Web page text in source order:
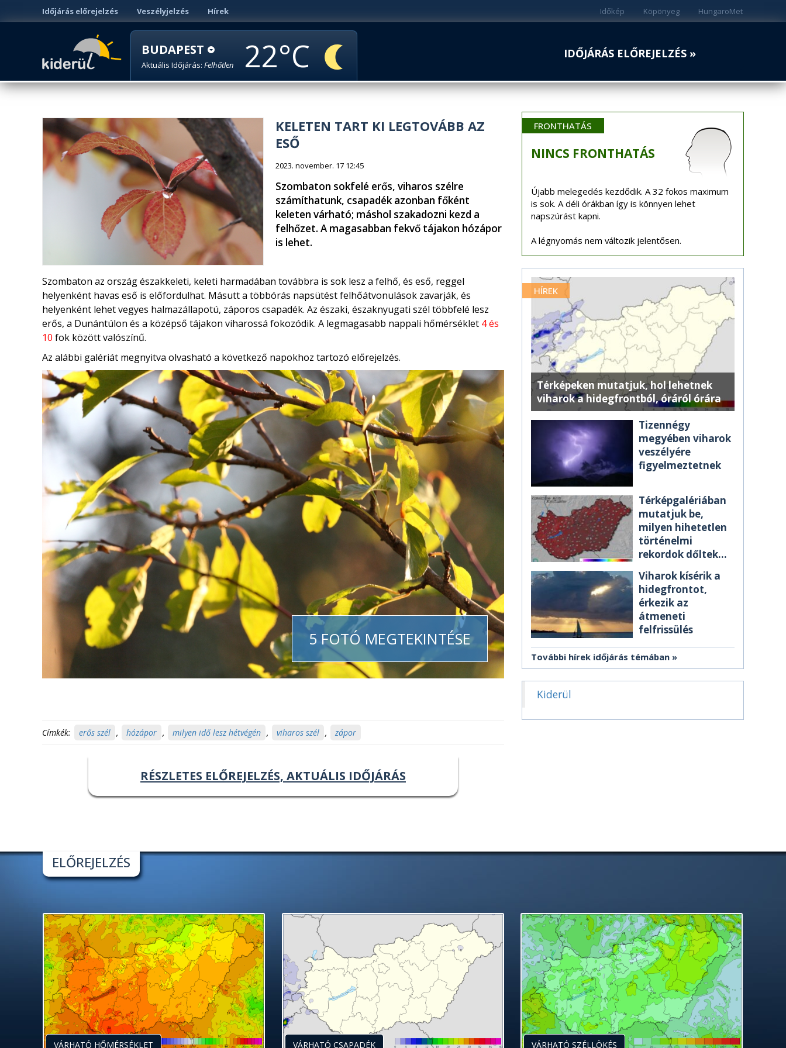
Időjárás előrejelzés Veszélyjelzés Hírek HungaroMet
Köpönyeg
Időkép
BUDAPEST
Aktuális Időjárás: Felhőtlen 22 IDŐJÁRÁS ELŐREJELZÉS »
KELETEN TART KI LEGTOVÁBB AZ
ESŐ
2023. november. 17 12:45
Szombaton sokfelé erős, viharos szélre
számíthatunk, csapadék azonban főként
keleten várható; máshol szakadozni kezd a
felhőzet. A magasabban fekvő tájakon hózápor
is lehet.
Szombaton az ország északkeleti, keleti harmadában továbbra is sok lesz a felhő, és eső, reggel
helyenként havas eső is előfordulhat. Másutt a többórás napsütést felhőátvonulások zavarják, és
helyenként lehet vegyes halmazállapotú, záporos csapadék. Az északi, északnyugati szél többfelé lesz
erős, a Dunántúlon és a középső tájakon viharossá fokozódik. A legmagasabb nappali hőmérséklet 4 és
10 fok között valószínű.
Az alábbi galériát megnyitva olvasható a következő napokhoz tartozó előrejelzés.
5 FOTÓ MEGTEKINTÉSE
Címkék: erős szél , hózápor , milyen idő lesz hétvégén , viharos szél , zápor
RÉSZLETES ELŐREJELZÉS, AKTUÁLIS IDŐJÁRÁS
FRONTHATÁS
NINCS FRONTHATÁS
Újabb melegedés kezdődik. A 32 fokos maximum
is sok. A déli órákban így is könnyen lehet
napszúrást kapni.
A légnyomás nem változik jelentősen.
HÍREK
Térképeken mutatjuk, hol lehetnek
viharok a hidegfrontból, óráról órára
Tizennégy
megyében viharok
veszélyére
figyelmeztetnek
Térképgalériában
mutatjuk be,
milyen hihetetlen
történelmi
rekordok dőltek
Viharok kísérik a
hidegfrontot,
érkezik az
átmeneti
felfrissülés
További hírek időjárás témában
Kiderül
ELŐREJELZÉS
VÁRHATÓ HŐMÉRSÉKLET VÁRHATÓ CSAPADÉK VÁRHATÓ SZÉLLÖKÉS